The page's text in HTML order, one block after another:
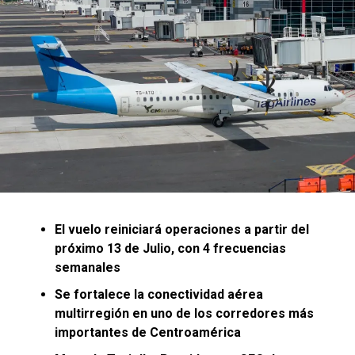
marca y negocios, liderados por mujeres; Mariela
Pitocco, speaker y coach ontológico, quien desarrolló
una ponencia enfocada en bienestar emocional,
crecimiento personal y liderazgo consciente; y para
finalizar la ponencia magistral estuvo a cargo del doctor
Mario Alonso Puig, reconocido médico cirujano, autor y
referente internacional en liderazgo, con el tema: Creer
es crear, ilumina tu mundo desplegando tu grandeza,
especialista en gestión del estrés, autoayuda y
reinvención personal.
de oportunidades que merece contar con las
condiciones idóneas para desplegar todo su potencial.
Ayala, también expresó: “La Copa SISTEMA
FEDECRÉDITO categoría Reservas es el torneo juvenil
que se ha convertido en una plataforma deportiva para
El vuelo reiniciará operaciones a partir del
próximo 13 de Julio, con 4 frecuencias
semanales
Se fortalece la conectividad aérea
multirregión en uno de los corredores más
importantes de Centroamérica